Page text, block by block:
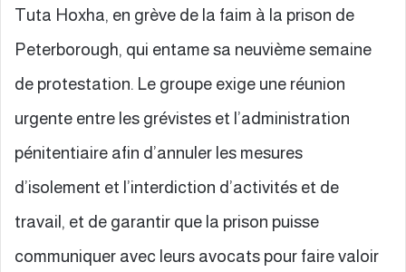
Tuta Hoxha, en grève de la faim à la prison de
Peterborough, qui entame sa neuvième semaine
de protestation. Le groupe exige une réunion
urgente entre les grévistes et l’administration
pénitentiaire afin d’annuler les mesures
d’isolement et l’interdiction d’activités et de
travail, et de garantir que la prison puisse
communiquer avec leurs avocats pour faire valoir